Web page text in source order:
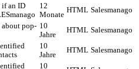
if an ID
12
Monate
HTML Salesmanago
about pop- 10
Jahre
HTML Salesmanago
10
Jahre
HTML Salesmanago
10